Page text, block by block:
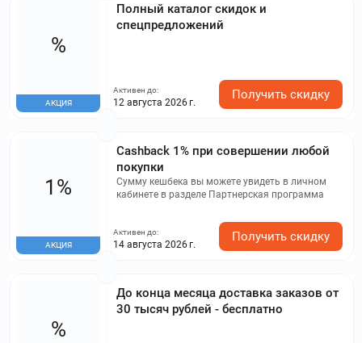
Полный каталог скидок и
спецпредложений
%
АКЦИЯ
Активен до:
12 августа 2026 г.
Получить скидку
Cashback 1% при совершении любой
покупки
Сумму кешбека вы можете увидеть в личном
кабинете в разделе Партнерская программа
1%
АКЦИЯ
Активен до:
14 августа 2026 г.
Получить скидку
До конца месяца доставка заказов от
30 тысяч рублей - бесплатно
%